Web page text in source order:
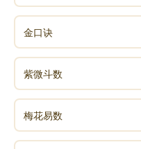
金口诀
紫微斗数
梅花易数